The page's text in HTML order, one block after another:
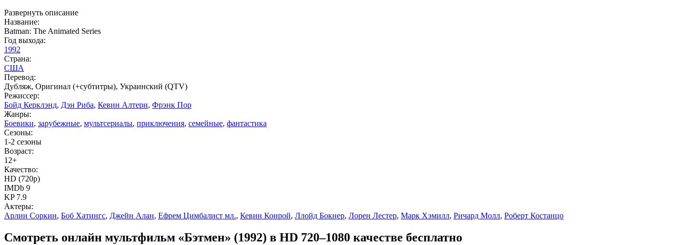
Развернуть описание
Название:
Batman: The Animated Series
Год выхода:
1992
Страна:
США
Перевод:
Дубляж, Оригинал (+субтитры), Украинский (QTV)
Режиссер:
Бойд Керклэнд, Дэн Риба, Кевин Алтери, Фрэнк Пор
Жанры:
Боевики, зарубежные, мультсериалы, приключения, семейные, фантастика
Сезоны:
1-2 сезоны
Возраст:
12+
Качество:
HD (720p)
IMDb 9
KP 7.9
Актеры:
Арлин Соркин, Боб Хатингс, Джейн Алан, Ефрем Цимбалист мл., Кевин Конрой, Ллойд Бокнер, Лорен Лестер, Марк Хэмилл, Ричард Молл, Роберт Костанцо
Смотреть онлайн мультфильм «Бэтмен» (1992) в HD 720–1080 качестве бесплатно